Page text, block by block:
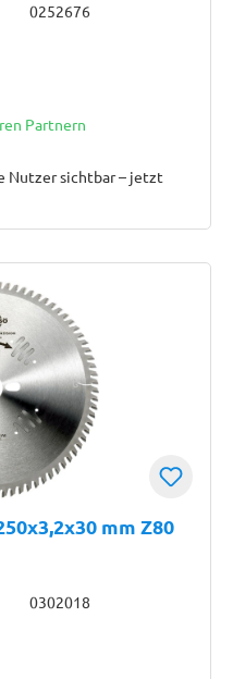
0252676
Partnern
Nutzer sichtbar – jetzt
mm Z80
0302018